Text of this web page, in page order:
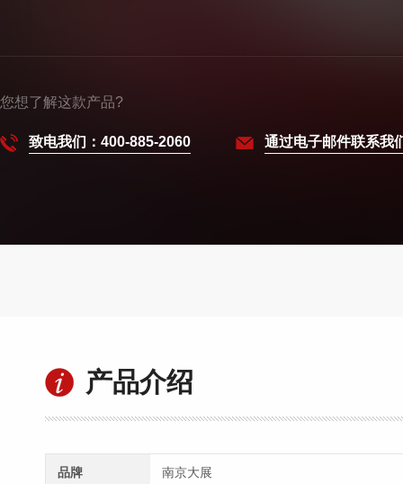
您想了解这款产品?
致电我们：400-885-2060 通过电子邮件联系我
产品介绍
品牌 南京大展